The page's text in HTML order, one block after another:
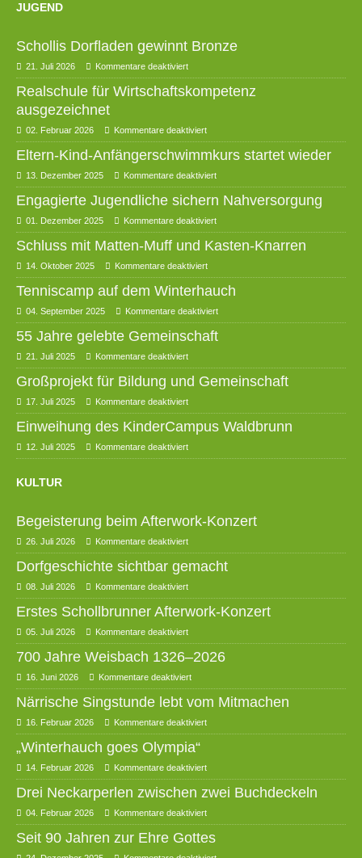
JUGEND
Schollis Dorfladen gewinnt Bronze
21. Juli 2026 Kommentare deaktiviert
Realschule für Wirtschaftskompetenz
ausgezeichnet
02. Februar 2026 Kommentare deaktiviert
Eltern-Kind-Anfängerschwimmkurs startet wieder
13. Dezember 2025 Kommentare deaktiviert
Engagierte Jugendliche sichern Nahversorgung
01. Dezember 2025 Kommentare deaktiviert
Schluss mit Matten-Muff und Kasten-Knarren
14. Oktober 2025 Kommentare deaktiviert
Tenniscamp auf dem Winterhauch
04. September 2025 Kommentare deaktiviert
55 Jahre gelebte Gemeinschaft
21. Juli 2025 Kommentare deaktiviert
Großprojekt für Bildung und Gemeinschaft
17. Juli 2025 Kommentare deaktiviert
Einweihung des KinderCampus Waldbrunn
12. Juli 2025 Kommentare deaktiviert
KULTUR
Begeisterung beim Afterwork-Konzert
26. Juli 2026 Kommentare deaktiviert
Dorfgeschichte sichtbar gemacht
08. Juli 2026 Kommentare deaktiviert
Erstes Schollbrunner Afterwork-Konzert
05. Juli 2026 Kommentare deaktiviert
700 Jahre Weisbach 1326–2026
16. Juni 2026 Kommentare deaktiviert
Närrische Singstunde lebt vom Mitmachen
16. Februar 2026 Kommentare deaktiviert
„Winterhauch goes Olympia“
14. Februar 2026 Kommentare deaktiviert
Drei Neckarperlen zwischen zwei Buchdeckeln
04. Februar 2026 Kommentare deaktiviert
Seit 90 Jahren zur Ehre Gottes